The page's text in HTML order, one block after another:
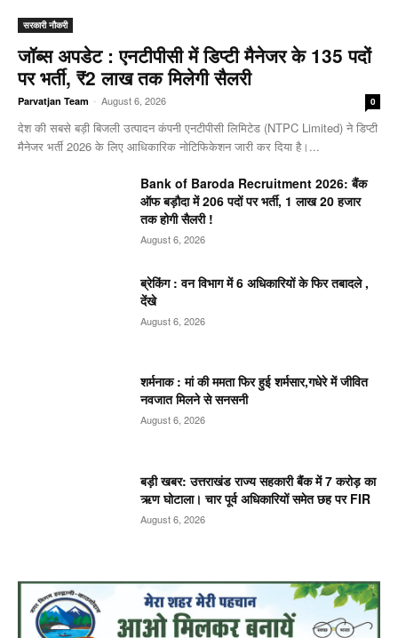
सरकारी नौकरी
जॉब्स अपडेट : एनटीपीसी में डिप्टी मैनेजर के 135 पदों
पर भर्ती, ₹2 लाख तक मिलेगी सैलरी
Parvatjan Team - August 6, 2026 0
देश की सबसे बड़ी बिजली उत्पादन कंपनी एनटीपीसी लिमिटेड (NTPC Limited) ने डिप्टी
मैनेजर भर्ती 2026 के लिए आधिकारिक नोटिफिकेशन जारी कर दिया है।...
Bank of Baroda Recruitment 2026: बैंक
ऑफ बड़ौदा में 206 पदों पर भर्ती, 1 लाख 20 हजार
तक होगी सैलरी !
August 6, 2026
ब्रेकिंग : वन विभाग में 6 अधिकारियों के फिर तबादले ,
देंखे
August 6, 2026
शर्मनाक : मां की ममता फिर हुई शर्मसार,गधेरे में जीवित
नवजात मिलने से सनसनी
August 6, 2026
बड़ी खबर: उत्तराखंड राज्य सहकारी बैंक में 7 करोड़ का
ऋण घोटाला। चार पूर्व अधिकारियों समेत छह पर FIR
August 6, 2026